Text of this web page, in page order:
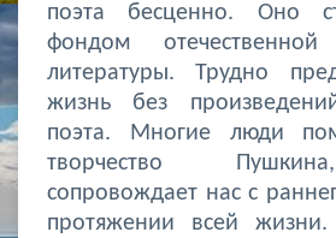
поэта бесценно. Оно
фондом
литературы. Трудно
жизнь без
поэта. Многие люди
творчество
сопровождает нас с
протяжении всей